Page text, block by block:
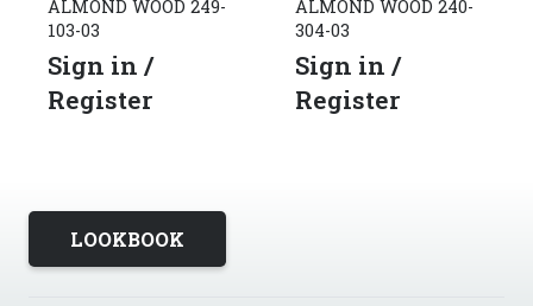
ALMOND WOOD 249-
103-03
Sign in /
Register
ALMOND WOOD 240-
304-03
Sign in /
Register
LOOKBOOK